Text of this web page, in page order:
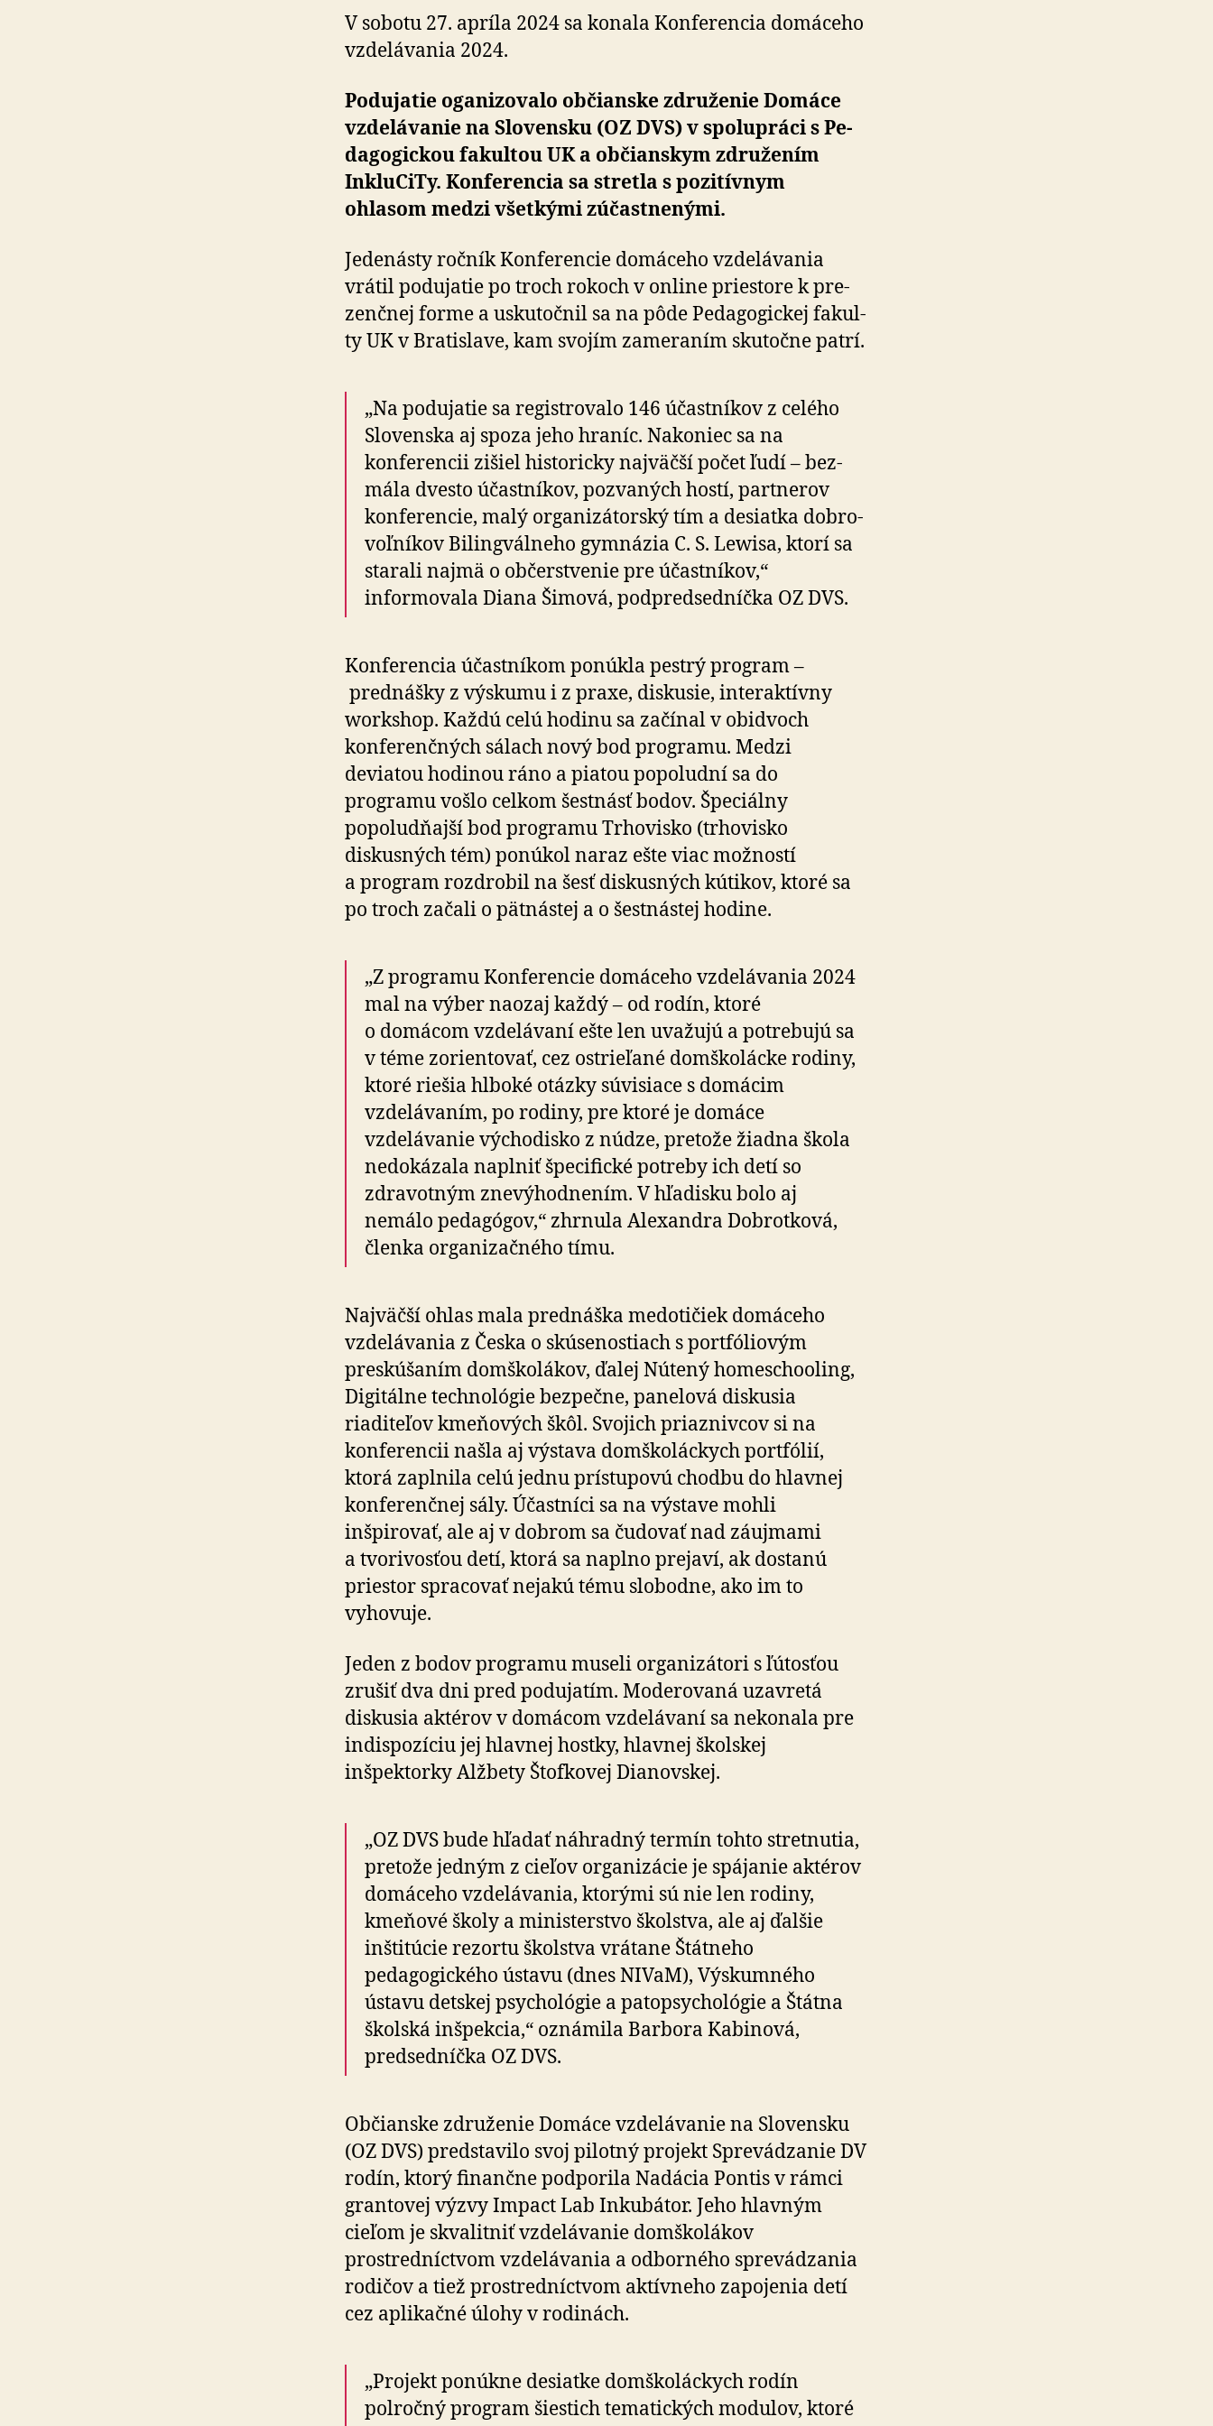
V sobotu 27. apríla 2024 sa konala Kon­fe­ren­cia do­má­ceho
vzde­lá­va­nia 2024.
Podujatie oganizovalo občianske zdru­že­nie Do­má­ce
vzde­lá­va­nie na Slo­ven­sku (OZ DVS) v spo­lu­práci s Pe­
da­go­gic­kou fa­kul­tou UK a občianskym zdru­že­ním
InkluCiTy. Kon­fe­ren­cia sa stretla s po­zi­tívnym
ohlasom medzi všetkými zú­častne­nými.
Jedenásty ročník Konferencie domáceho vzdelávania
vrátil podujatie po troch rokoch v online priestore k pre­
zen­čnej forme a usku­toč­nil sa na pôde Pe­da­go­gickej fa­kul­
ty UK v Bra­tislave, kam svojím za­me­ra­ním sku­točne patrí.
„Na podujatie sa registrovalo 146 účastníkov z celého
Slovenska aj spoza jeho hraníc. Nakoniec sa na
konferencii zišiel historicky najväčší počet ľudí – bez­
mála dvesto účastníkov, pozvaných hostí, partnerov
kon­fe­ren­cie, malý orga­ni­zá­torský tím a de­siatka dobro­
voľ­ní­kov Bilingvál­neho gym­názia C. S. Lewisa, ktorí sa
starali najmä o ob­čer­stve­nie pre účastníkov,“
informovala Diana Šimová, podpredsedníčka OZ DVS.
Konferencia účastníkom ponúkla pestrý program –
prednášky z výskumu i z praxe, diskusie, interaktívny
workshop. Každú celú hodinu sa začínal v obidvoch
konferenčných sálach nový bod programu. Medzi
deviatou hodinou ráno a piatou popoludní sa do
programu vošlo celkom šestnásť bodov. Špeciálny
popoludňajší bod programu Trhovisko (trhovisko
diskusných tém) ponúkol naraz ešte viac možností
a program rozdrobil na šesť diskusných kútikov, ktoré sa
po troch začali o pätnástej a o šestnástej hodine.
„Z programu Konferencie domáceho vzdelávania 2024
mal na výber naozaj každý – od rodín, ktoré
o domácom vzdelávaní ešte len uvažujú a potrebujú sa
v téme zorientovať, cez ostrieľané domškolácke rodiny,
ktoré riešia hlboké otázky súvisiace s domácim
vzdelávaním, po rodiny, pre ktoré je domáce
vzdelávanie východisko z núdze, pretože žiadna škola
nedokázala naplniť špecifické potreby ich detí so
zdravotným znevýhodnením. V hľadisku bolo aj
nemálo pedagógov,“ zhrnula Alexandra Dobrotková,
členka organizačného tímu.
Najväčší ohlas mala prednáška medotičiek domáceho
vzdelávania z Česka o skúsenostiach s portfóliovým
preskúšaním domškolákov, ďalej Nútený homeschooling,
Digitálne technológie bezpečne, panelová diskusia
riaditeľov kmeňových škôl. Svojich priaznivcov si na
konferencii našla aj výstava domškoláckych portfólií,
ktorá zaplnila celú jednu prístupovú chodbu do hlavnej
konferenčnej sály. Účastníci sa na výstave mohli
inšpirovať, ale aj v dobrom sa čudovať nad záujmami
a tvorivosťou detí, ktorá sa naplno prejaví, ak dostanú
priestor spracovať nejakú tému slobodne, ako im to
vyhovuje.
Jeden z bodov programu museli organizátori s ľútosťou
zrušiť dva dni pred podujatím. Moderovaná uzavretá
diskusia aktérov v domácom vzdelávaní sa nekonala pre
indispozíciu jej hlavnej hostky, hlavnej školskej
inšpektorky Alžbety Štofkovej Dianovskej.
„OZ DVS bude hľadať náhradný termín tohto stretnutia,
pretože jedným z cieľov organizácie je spájanie aktérov
domáceho vzdelávania, ktorými sú nie len rodiny,
kmeňové školy a ministerstvo školstva, ale aj ďalšie
inštitúcie rezortu školstva vrátane Štátneho
pedagogického ústavu (dnes NIVaM), Výskumného
ústavu detskej psychológie a patopsychológie a Štátna
školská inšpekcia,“ oznámila Barbora Kabinová,
predsedníčka OZ DVS.
Občianske združenie Domáce vzdelávanie na Slovensku
(OZ DVS) predstavilo svoj pilotný projekt Sprevádzanie DV
rodín, ktorý finančne podporila Nadácia Pontis v rámci
grantovej výzvy Impact Lab Inkubátor. Jeho hlavným
cieľom je skvalitniť vzdelávanie domškolákov
prostredníctvom vzdelávania a odborného sprevádzania
rodičov a tiež prostredníctvom aktívneho zapojenia detí
cez aplikačné úlohy v rodinách.
„Projekt ponúkne desiatke domškoláckych rodín
polročný program šiestich tematických modulov, ktoré